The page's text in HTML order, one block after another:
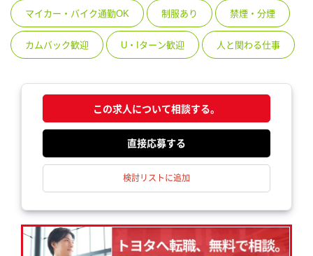
マイカー・バイク通勤OK 制服あり 禁煙・分煙
カムバック歓迎 U・Iターン歓迎 人と関わる仕事
この求人について相談する。
応募する
検討リストに追加